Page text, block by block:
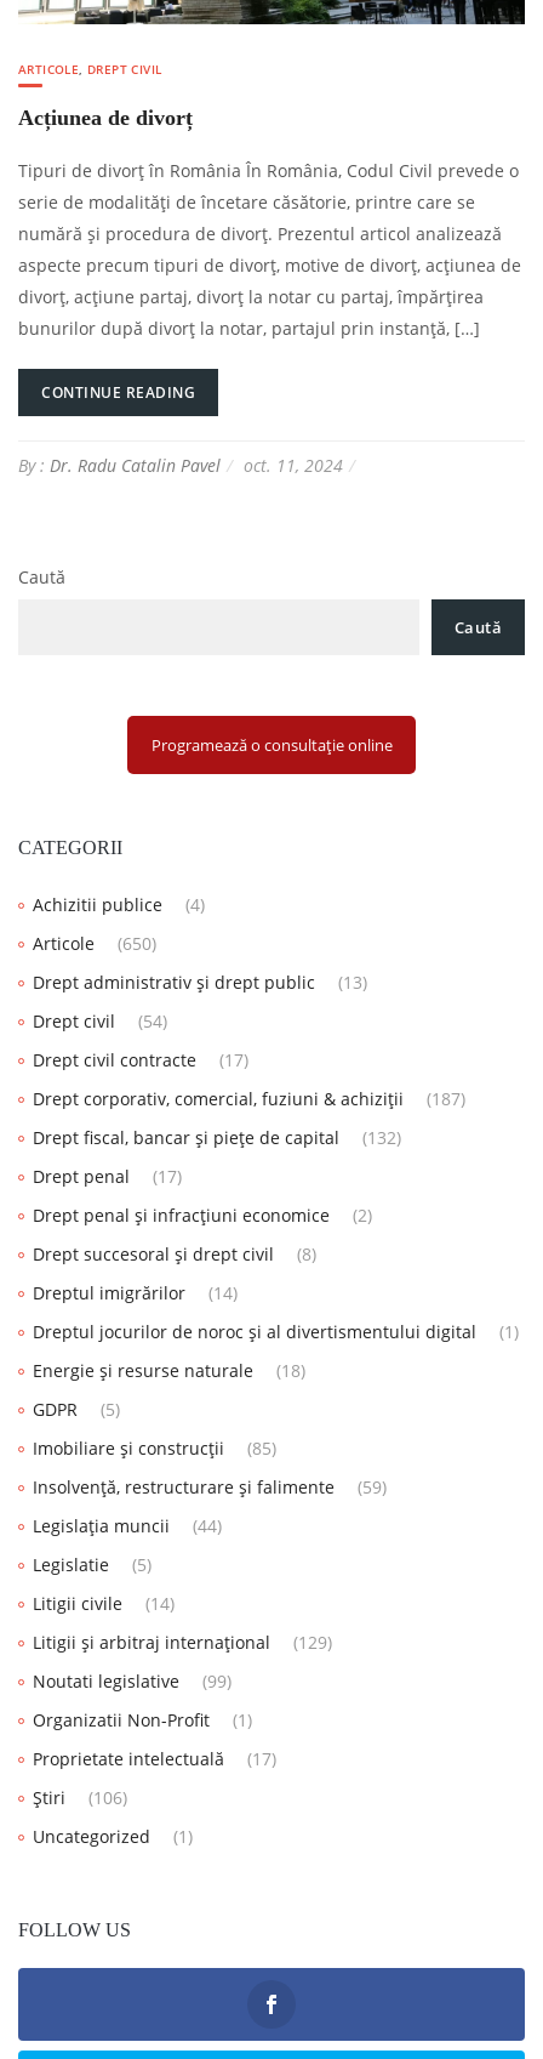
ARTICOLE, DREPT CIVIL
Acțiunea de divorț
Tipuri de divorț în România În România, Codul Civil prevede o
serie de modalități de încetare căsătorie, printre care se
numără și procedura de divorț. Prezentul articol analizează
aspecte precum tipuri de divorț, motive de divorț, acțiunea de
divorț, acțiune partaj, divorț la notar cu partaj, împărțirea
bunurilor după divorț la notar, partajul prin instanță, […]
CONTINUE READING
By : Dr. Radu Catalin Pavel oct. 11, 2024
Caută
Caută
Programează o consultație online
CATEGORII
Achizitii publice
(4)
Articole
(650)
Drept administrativ și drept public
(13)
Drept civil
(54)
Drept civil contracte
(17)
Drept corporativ, comercial, fuziuni & achiziții
(187)
Drept fiscal, bancar și piețe de capital
(132)
Drept penal
(17)
Drept penal și infracțiuni economice
(2)
Drept succesoral și drept civil
(8)
Dreptul imigrărilor
(14)
Dreptul jocurilor de noroc și al divertismentului digital
(1)
Energie și resurse naturale
(18)
GDPR
(5)
Imobiliare și construcții
(85)
Insolvență, restructurare și falimente
(59)
Legislația muncii
(44)
Legislatie
(5)
Litigii civile
(14)
Litigii și arbitraj internațional
(129)
Noutati legislative
(99)
Organizatii Non-Profit
(1)
Proprietate intelectuală
(17)
Știri
(106)
Uncategorized
(1)
FOLLOW US